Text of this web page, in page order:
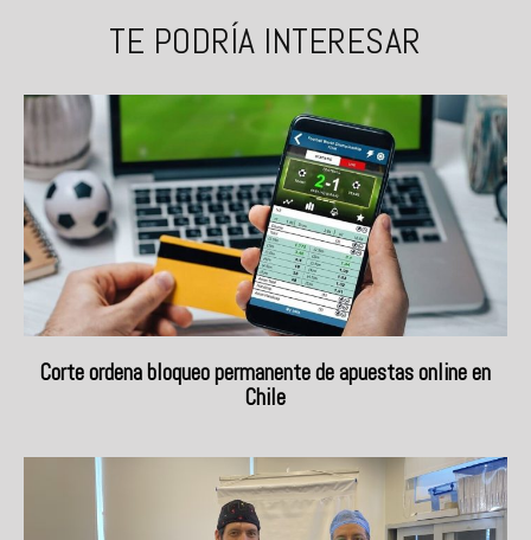
TE PODRÍA INTERESAR
Corte ordena bloqueo permanente de apuestas online en
Chile